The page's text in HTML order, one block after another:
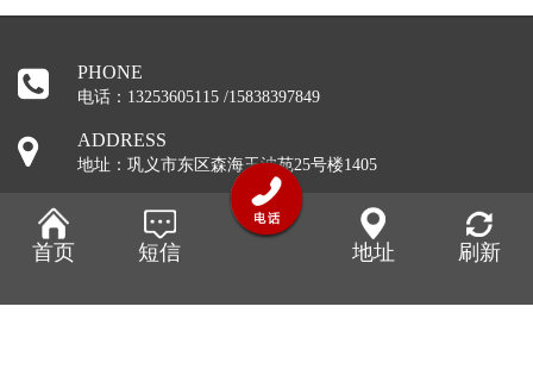
PHONE
电话：13253605115 /15838397849
ADDRESS
地址：巩义市东区森海玉波苑25号楼1405
E_MAIL
2251220953@qq.com
首页 短信 地址 刷新